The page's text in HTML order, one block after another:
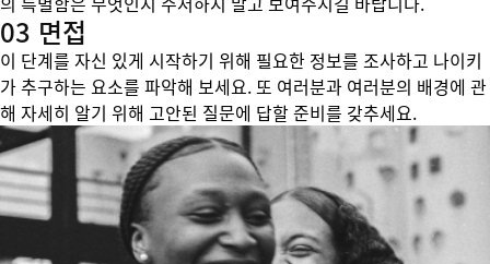
03 면접
이 단계를 자신 있게 시작하기 위해 필요한 정보를 조사하고 나이키
가 추구하는 요소를 파악해 보세요. 또 여러분과 여러분의 배경에 관
해 자세히 알기 위해 고안된 질문에 답할 준비를 갖추세요.